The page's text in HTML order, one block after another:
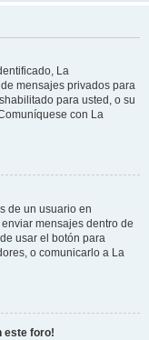
La
mensajes privados para
para usted, o su
con La
de un usuario en
mensajes dentro de
usar el botón para
o comunicarlo a La
este foro!